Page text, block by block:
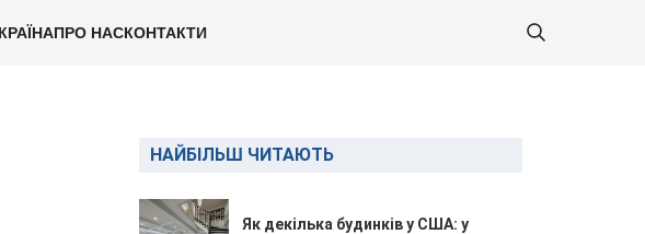
ПРО НАСКОНТАКТИ
НАЙБІЛЬШ ЧИТАЮТЬ
Як декілька будинків у США: у